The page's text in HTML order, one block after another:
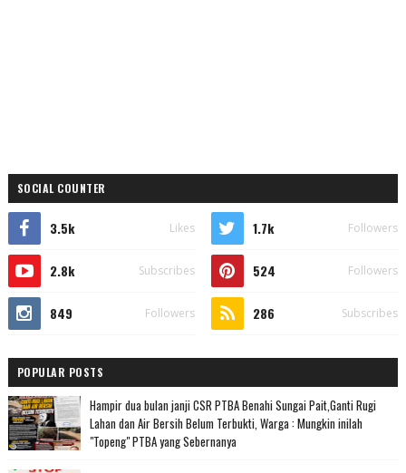
SOCIAL COUNTER
3.5k Likes 1.7k Followers
2.8k Subscribes 524 Followers
849 Followers 286 Subscribes
POPULAR POSTS
Hampir dua bulan janji CSR PTBA Benahi Sungai Pait,Ganti Rugi
Lahan dan Air Bersih Belum Terbukti, Warga : Mungkin inilah
"Topeng" PTBA yang Sebernanya